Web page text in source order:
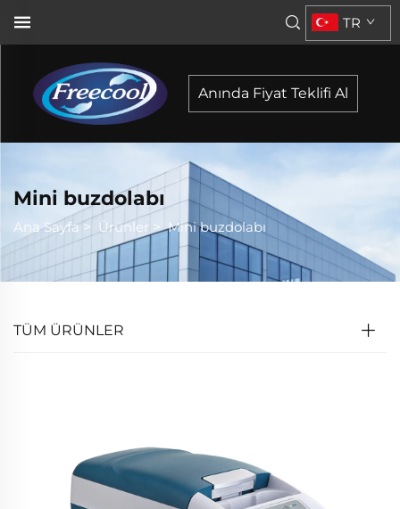
TR
Anında Fiyat Teklifi Al
Mini buzdolabı
Ana Sayfa > Ürünler >Mini buzdolabı
TÜM ÜRÜNLER